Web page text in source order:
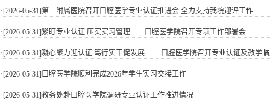
·[2026-05-31]第一附属医院召开口腔医学专业认证推进会 全力支持我院迎评工作
·[2026-05-31]紧盯专业认证 压实实习管理——口腔医学院召开专项工作部署会
·[2026-05-31]凝心聚力迎认证 笃行实干促发展 ——口腔医学院召开专业认证及教学
·[2026-05-31] 口腔医学院顺利完成2026年学生实习交接工作
·[2026-05-31]教务处赴口腔医学院调研专业认证工作推进情况